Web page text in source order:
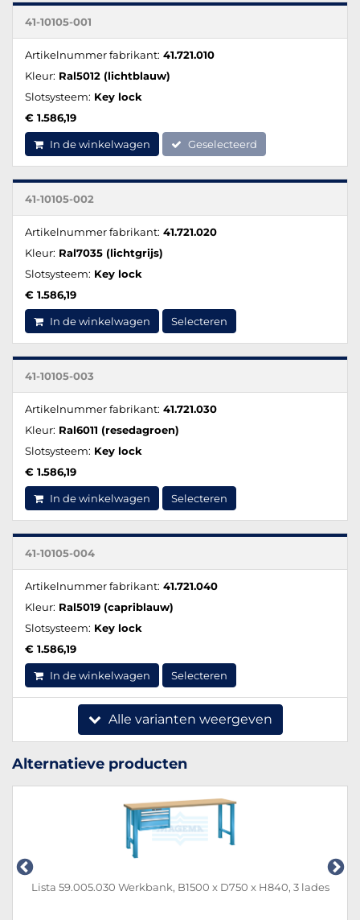
41-10105-001
Artikelnummer fabrikant: 41.721.010
Kleur: Ral5012 (lichtblauw)
Slotsysteem: Key lock
€ 1.586,19
In de winkelwagen Geselecteerd
41-10105-002
Artikelnummer fabrikant: 41.721.020
Kleur: Ral7035 (lichtgrijs)
Slotsysteem: Key lock
€ 1.586,19
In de winkelwagen Selecteren
41-10105-003
Artikelnummer fabrikant: 41.721.030
Kleur: Ral6011 (resedagroen)
Slotsysteem: Key lock
€ 1.586,19
In de winkelwagen Selecteren
41-10105-004
Artikelnummer fabrikant: 41.721.040
Kleur: Ral5019 (capriblauw)
Slotsysteem: Key lock
€ 1.586,19
In de winkelwagen Selecteren
Alle varianten weergeven
Alternatieve producten
Lista 59.005.030 Werkbank, B1500 x D750 x H840, 3 lades